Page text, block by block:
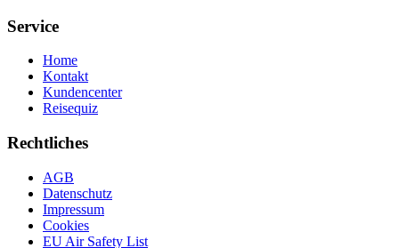
Service
Home
Kontakt
Kundencenter
Reisequiz
Rechtliches
AGB
Datenschutz
Impressum
Cookies
EU Air Safety List